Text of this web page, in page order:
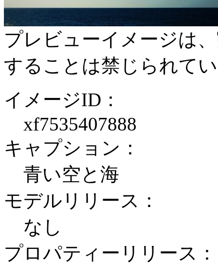
プレビューイメージは
することは禁じられて
イメージID：
xf7535407888
キャプション：
青い空と海
モデルリリース：
なし
プロパティーリリース：